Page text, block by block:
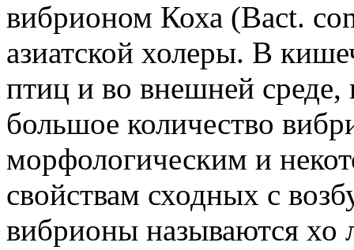
вибрионом Коха (Bact.
азиатской холеры. В
птиц и во внешней среде,
большое количество
морфологическим и
свойствам сходных с
вибрионы называются хо